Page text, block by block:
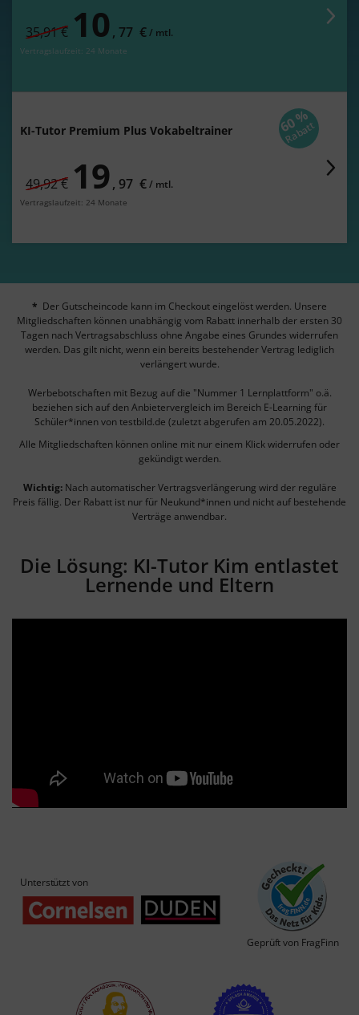
10, 77 €
statt regulär
35,91 € / monatlich
mtl.
Vertragslaufzeit: 24 Monate
60 %
Rabatt
KI-Tutor Premium Plus Vokabeltrainer
19, 97 €
statt regulär
49,92 € / monatlich
mtl.
Vertragslaufzeit: 24 Monate
* Der Gutscheincode kann im Checkout eingelöst werden. Unsere
Mitgliedschaften können unabhängig vom Rabatt innerhalb der ersten 30
Tagen nach Vertragsabschluss ohne Angabe eines Grundes widerrufen
werden. Das gilt nicht, wenn ein bereits bestehender Vertrag lediglich
verlängert wurde.
Werbebotschaften mit Bezug auf die "Nummer 1 Lernplattform" o.ä.
beziehen sich auf den Anbietervergleich im Bereich E-Learning für
Schüler*innen von testbild.de (zuletzt abgerufen am 20.05.2022).
Alle Mitgliedschaften können online mit nur einem Klick widerrufen oder
gekündigt werden.
Wichtig:Nach automatischer Vertragsverlängerung wird der reguläre
Preis fällig. Der Rabatt ist nur für Neukund*innen und nicht auf bestehende
Verträge anwendbar.
Die Lösung: KI-Tutor Kim entlastet
Lernende und Eltern
Unterstützt von
Geprüft von FragFinn